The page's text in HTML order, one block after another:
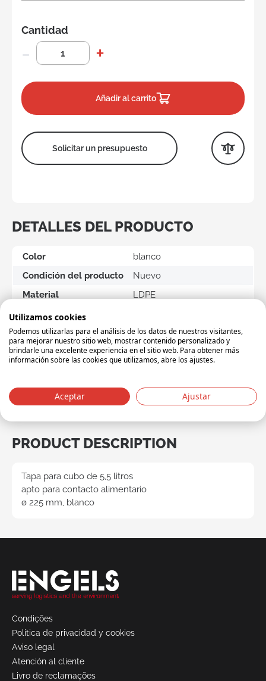
DETALLES DEL PRODUCTO
Color
blanco
Condición del producto
Nuevo
Material
LDPE
Peso
Largo (mm)
225
Ancho (mm)
225
Volumen (L)
NULL
Unidad de envío
DOOS
PRODUCT DESCRIPTION
Tapa para cubo de 5,5 litros
apto para contacto alimentario
ø 225 mm, blanco
Cantidad
Añadir al carrito
Solicitar un presupuesto
una
Condições
Politica de privacidad y cookies
Aviso legal
Atención al cliente
Livro de reclamações
Utilizamos cookies
Podemos utilizarlas para el análisis de los datos de nuestros visitantes,
para mejorar nuestro sitio web, mostrar contenido personalizado y
brindarle una excelente experiencia en el sitio web. Para obtener más
información sobre las cookies que utilizamos, abre los ajustes.
Aceptar Ajustar